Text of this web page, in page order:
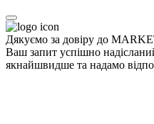
Дякуємо за довіру до
Ваш запит успішно
якнайшвидше та надамо